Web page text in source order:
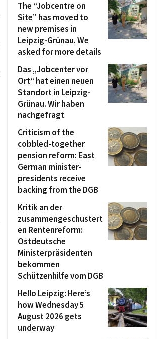
The “Jobcentre on
Site” has moved to
new premises in
Leipzig-Grünau. We
asked for more details
Das „Jobcenter vor
Ort“ hat einen neuen
Standort in Leipzig-
Grünau. Wir haben
nachgefragt
Criticism of the
cobbled-together
pension reform: East
German minister-
presidents receive
backing from the DGB
Kritik an der
zusammengeschustert
en Rentenreform:
Ostdeutsche
Ministerpräsidenten
bekommen
Schützenhilfe vom DGB
Hello Leipzig: Here’s
how Wednesday 5
August 2026 gets
underway